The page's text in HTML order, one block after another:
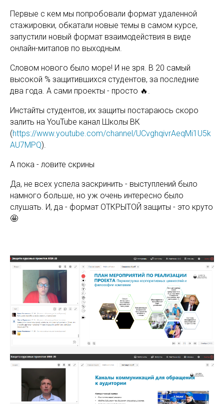
Первые с кем мы попробовали формат удаленной
стажировки, обкатали новые темы в самом курсе,
запустили новый формат взаимодействия в виде
онлайн-митапов по выходным.
Словом нового было море! И не зря. В 20 самый
высокой % защитившихся студентов, за последние
два года. А сами проекты - просто 🔥.
Инстайты студентов, их защиты постараюсь скоро
залить на YouTube канал Школы ВК
(https://www.youtube.com/channel/UCvghqivrAeqMi1U5k
AU7MPQ).
А пока - ловите скрины
Да, не всех успела заскринить - выступлений было
намного больше, но уж очень интересно было
слушать. И, да - формат ОТКРЫТОЙ защиты - это круто
🤩